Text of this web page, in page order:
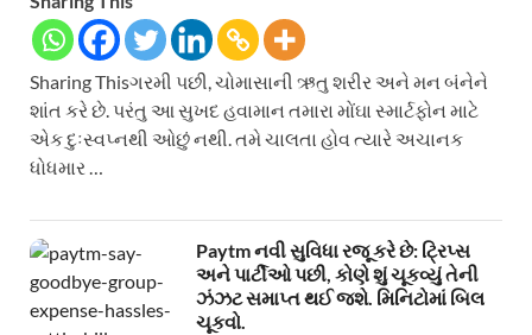
Sharing Thisગરમી પછી, ચોમાસાની ઋતુ શરીર અને મન બંનેને
શાંત કરે છે. પરંતુ આ સુખદ હવામાન તમારા મોંઘા સ્માર્ટફોન માટે
એક દુઃસ્વપ્નથી ઓછું નથી. તમે ચાલતા હોવ ત્યારે અચાનક
ધોધમાર …
Paytm નવી સુવિધા રજૂ કરે છે: ટ્રિપ્સ
અને પાર્ટીઓ પછી, કોણે શું ચૂકવ્યું તેની
ઝંઝટ સમાપ્ત થઈ જશે. મિનિટોમાં બિલ
ચૂકવો.